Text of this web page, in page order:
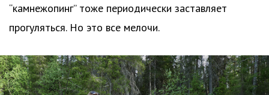
“камнежопинг” тоже периодически заставляет
прогуляться. Но это все мелочи.